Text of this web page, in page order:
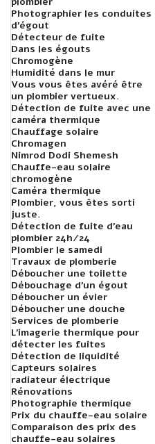
Photographier les conduites
d'égout
Détecteur de fuite
Dans les égouts
Chromogène
Humidité dans le mur
Vous vous êtes avéré être
un plombier vertueux.
Détection de fuite avec une
caméra thermique
Chauffage solaire
Chromagen
Nimrod Dodi Shemesh
Chauffe-eau solaire
chromogène
Caméra thermique
Plombier, vous êtes sorti
juste.
Détection de fuite d'eau
plombier 24h/24
Plombier le samedi
Travaux de plomberie
Déboucher une toilette
Débouchage d'un égout
Déboucher un évier
Déboucher une douche
Services de plomberie
L'imagerie thermique pour
détecter les fuites
Détection de liquidité
Capteurs solaires
radiateur électrique
Rénovations
Photographie thermique
Prix ​​du chauffe-eau solaire
Comparaison des prix des
chauffe-eau solaires